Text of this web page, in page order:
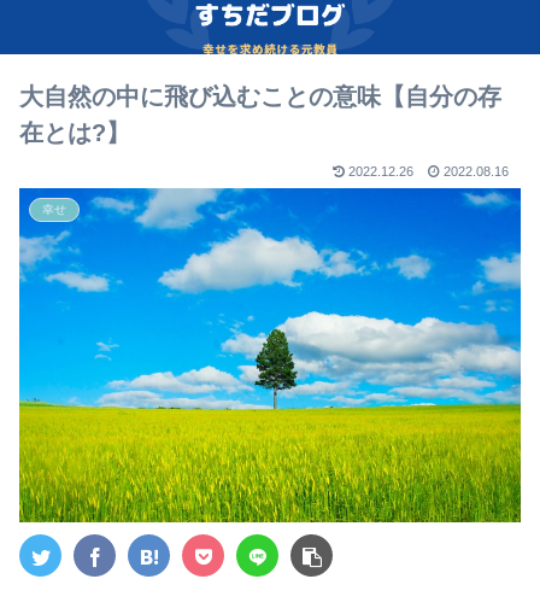
大自然の中に飛び込むことの意味【自分の存
在とは?】
2022.12.26 2022.08.16
幸せ